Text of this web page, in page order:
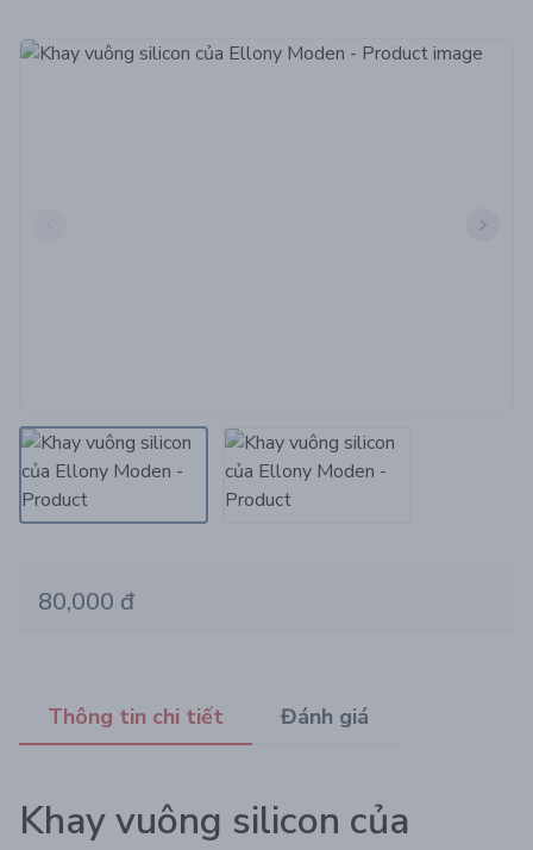
80,000 đ
Thông tin chi tiết Đánh giá
Khay vuông silicon của